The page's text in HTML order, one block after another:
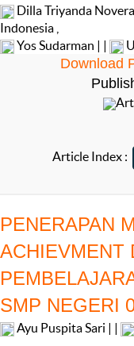
Dilla Triyanda Novera
Indonesia
Yos Sudarman | |
Download
Article Index :
PENERAPAN
ACHIEVMENT
SMP NEGERI
Ayu Puspita Sari | |